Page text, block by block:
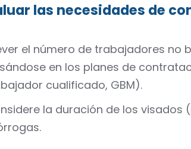
las necesidades de
el número de trabajadores no
en los planes de
cualificado, GBM).
la duración de los visados